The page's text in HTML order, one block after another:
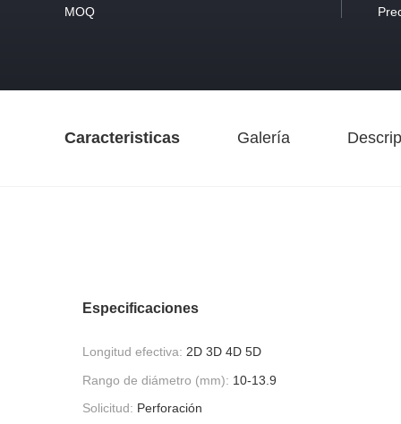
MOQ
Caracteristicas Galería
Especificaciones
Longitud efectiva: 2D 3D 4D 5D
Rango de diámetro (mm): 10-13.9
Solicitud: Perforación